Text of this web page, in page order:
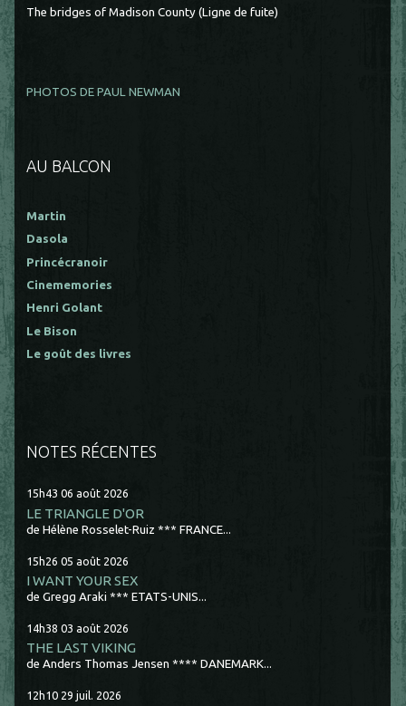
The bridges of Madison County (Ligne de fuite)
PHOTOS DE PAUL NEWMAN
AU BALCON
Martin
Dasola
Princécranoir
Cinememories
Henri Golant
Le Bison
Le goût des livres
NOTES RÉCENTES
15h43 06 août 2026
LE TRIANGLE D'OR
de Hélène Rosselet-Ruiz *** FRANCE...
15h26 05 août 2026
I WANT YOUR SEX
de Gregg Araki *** ETATS-UNIS...
14h38 03 août 2026
THE LAST VIKING
de Anders Thomas Jensen **** DANEMARK...
12h10 29 juil. 2026